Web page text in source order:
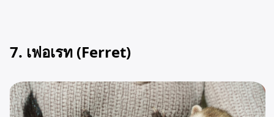
7. เฟอเรท (Ferret)